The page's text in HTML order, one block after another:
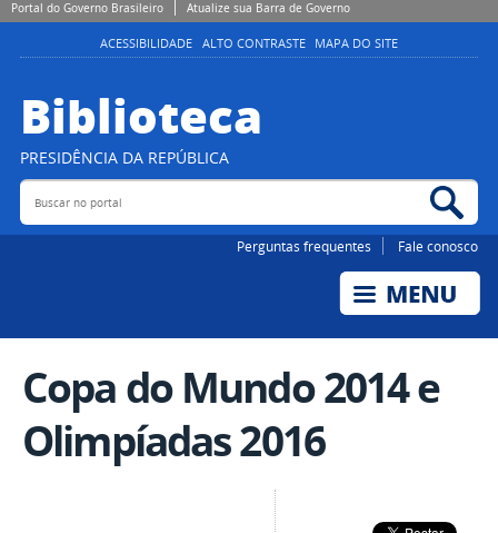
Portal do Governo Brasileiro Atualize sua Barra de Governo
ACESSIBILIDADE ALTO CONTRASTE MAPA DO SITE
Biblioteca
PRESIDÊNCIA DA REPÚBLICA
Buscar no portal
Perguntas frequentes Fale conosco
Copa do Mundo 2014 e
Olimpíadas 2016